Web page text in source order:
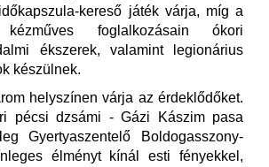
kereső játék várja, míg a
kézműves foglalkozásain ókori
ékszerek, valamint legionárius
készülnek.
helyszínen várja az érdeklődőket.
pécsi dzsámi - Gázi Kászim pasa
Gyertyaszentelő Boldogasszony-
élményt kínál esti fényekkel,